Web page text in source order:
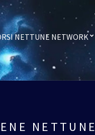
NETTUNE NETWORK
NETTUNE